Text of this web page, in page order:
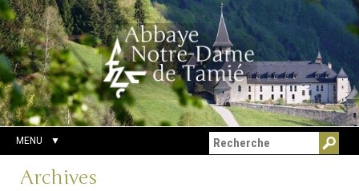
Aller
au
contenu.
|
Aller
à
la
navigation
Outils
personnels
Chercher par
Recherche
avancée…
MENU
Navigation
Archives